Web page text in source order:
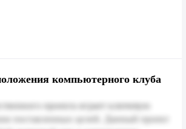
компьютерного клуба